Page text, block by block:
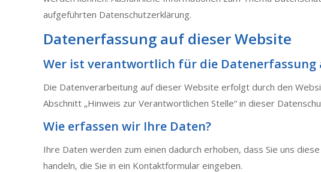
aufgeführten Datenschutzerklärung.
Datenerfassung auf dieser Website
Wer ist verantwortlich für die Datenerfassung
Die Datenverarbeitung auf dieser Website erfolgt durch den
Abschnitt „Hinweis zur Verantwortlichen Stelle“ in dieser
Wie erfassen wir Ihre Daten?
Ihre Daten werden zum einen dadurch erhoben, dass Sie uns
handeln, die Sie in ein Kontaktformular eingeben.